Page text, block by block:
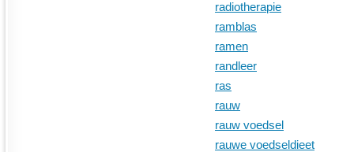
radiotherapie
ramblas
ramen
randleer
ras
rauw
rauw voedsel
rauwe voedseldieet